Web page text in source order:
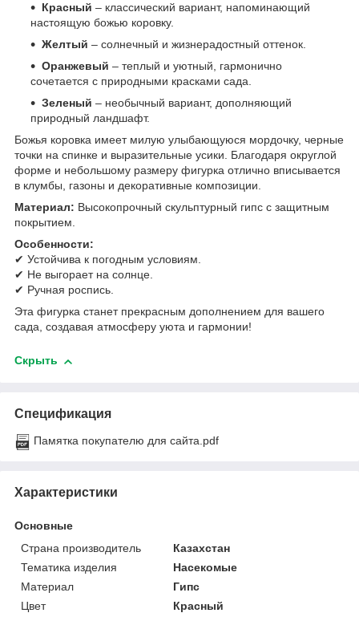
Красный – классический вариант, напоминающий
настоящую божью коровку.
Желтый – солнечный и жизнерадостный оттенок.
Оранжевый – теплый и уютный, гармонично
сочетается с природными красками сада.
Зеленый – необычный вариант, дополняющий
природный ландшафт.
Божья коровка имеет милую улыбающуюся мордочку, черные
точки на спинке и выразительные усики. Благодаря округлой
форме и небольшому размеру фигурка отлично вписывается
в клумбы, газоны и декоративные композиции.
Материал: Высокопрочный скульптурный гипс с защитным
покрытием.
Особенности:
✔ Устойчива к погодным условиям.
✔ Не выгорает на солнце.
✔ Ручная роспись.
Эта фигурка станет прекрасным дополнением для вашего
сада, создавая атмосферу уюта и гармонии!
Скрыть
Спецификация
Памятка покупателю для сайта.pdf
Характеристики
Основные
Страна производитель
Казахстан
Тематика изделия
Насекомые
Материал
Гипс
Цвет
Красный